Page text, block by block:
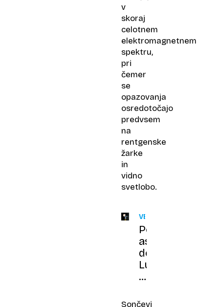
v
skoraj
celotnem
elektromagnetnem
spektru,
pri
čemer
se
opazovanja
osredotočajo
predvsem
na
rentgenske
žarke
in
vidno
svetlobo.
VESOLJE
Polet
astronavtov
do
Lune
prestavljen
najmanj
Sončevi